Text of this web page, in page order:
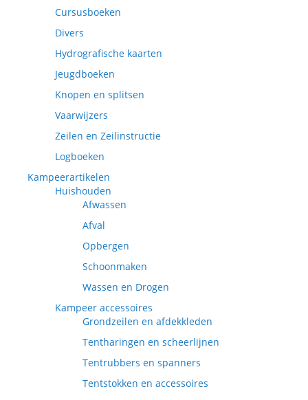
Cursusboeken
Divers
Hydrografische kaarten
Jeugdboeken
Knopen en splitsen
Vaarwijzers
Zeilen en Zeilinstructie
Logboeken
Kampeerartikelen
Huishouden
Afwassen
Afval
Opbergen
Schoonmaken
Wassen en Drogen
Kampeer accessoires
Grondzeilen en afdekkleden
Tentharingen en scheerlijnen
Tentrubbers en spanners
Tentstokken en accessoires